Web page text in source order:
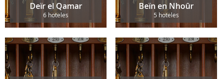
Deïr el Qamar
6 hoteles
Beïn en Nhoûr
5 hoteles